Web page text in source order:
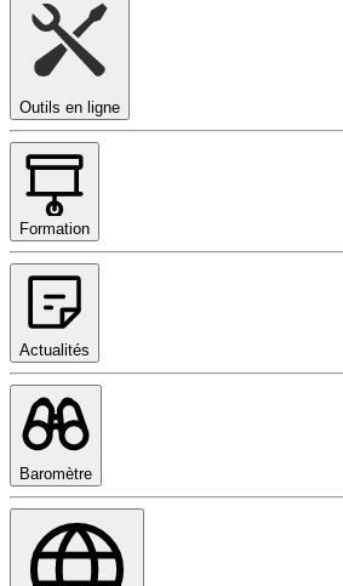
Outils en ligne
Formation
Actualités
Baromètre